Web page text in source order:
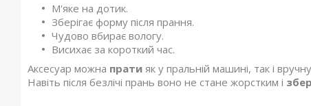
М'яке на дотик.
Зберігає форму після прання.
Чудово вбирає вологу.
Висихає за короткий час.
Аксесуар можна прати як у пральній машині, так і
Навіть після безлічі прань воно не стане жорстким і